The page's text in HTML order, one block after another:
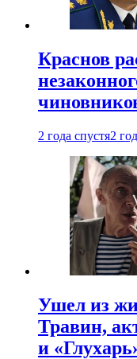
Краснов
2 года спустя2
Ушел из
Травин,
и